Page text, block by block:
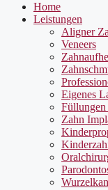
Home
Leistungen
Aligner
Veneers
Eigenes
Zahn